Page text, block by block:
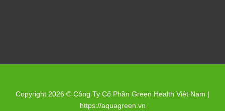
Copyright 2026 © Công Ty Cổ Phần Green Health Việt Nam |
https://aquagreen.vn